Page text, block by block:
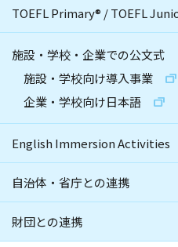
TOEFL Primary® /TOEFL
施設・学校・企業での公文式
施設・学校向け導入事業
企業・学校向け日本語
English Immersion Activities
自治体・省庁との連携
財団との連携